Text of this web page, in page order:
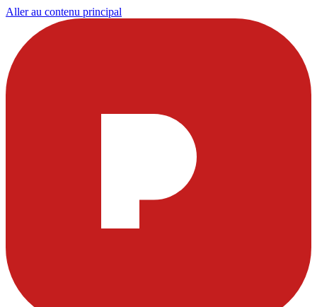
Aller au contenu principal